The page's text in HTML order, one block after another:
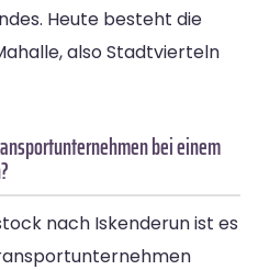
Heute besteht die
also Stadtvierteln
bei einem
nach Iskenderun ist es